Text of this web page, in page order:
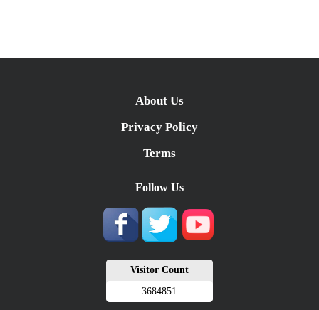
About Us
Privacy Policy
Terms
Follow Us
Visitor Count
3684851